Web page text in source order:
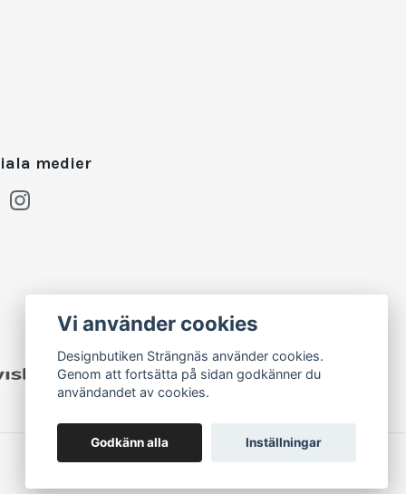
medier
Vi använder cookies
Designbutiken Strängnäs använder cookies.
Genom att fortsätta på sidan godkänner du
användandet av cookies.
Godkänn alla Inställningar